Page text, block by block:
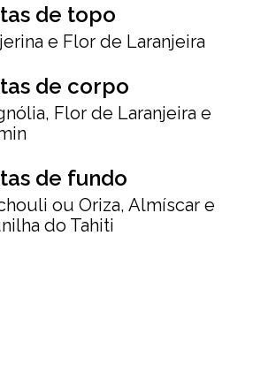
de topo
e Flor de Laranjeira
de corpo
Flor de Laranjeira e
de fundo
ou Oriza, Almíscar e
do Tahiti